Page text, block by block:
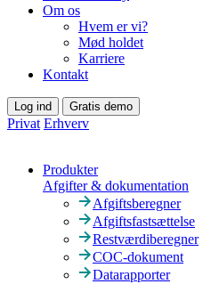
Om os
Hvem er vi?
Mød holdet
Karriere
Kontakt
Log ind Gratis demo
Privat Erhverv
Produkter
Afgifter & dokumentation
Afgiftsberegner
Afgiftsfastsættelse
Restværdiberegner
COC-dokument
Datarapporter